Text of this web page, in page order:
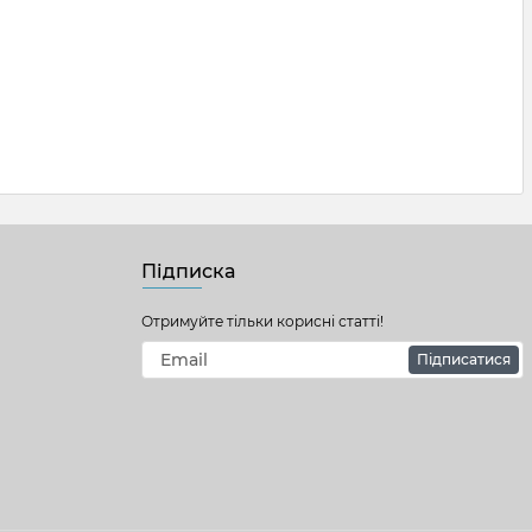
Підписка
Отримуйте тільки корисні статті!
Підписатися